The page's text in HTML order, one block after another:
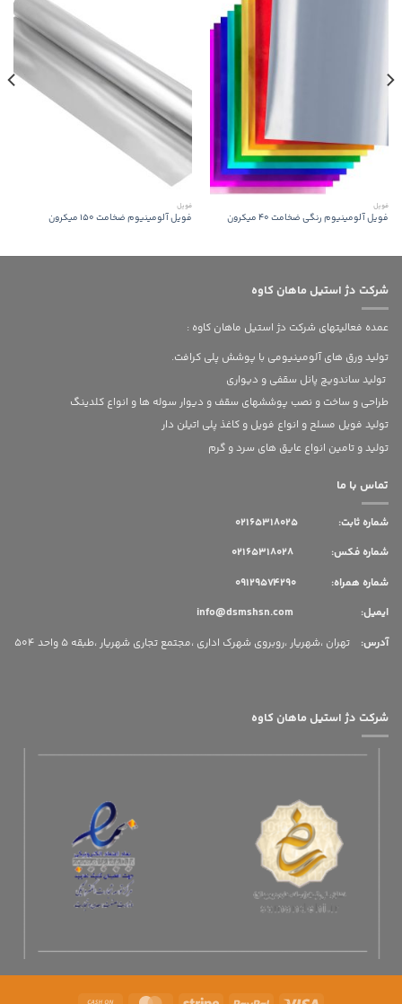
فویل
فویل آلومینیوم رنگی ضخامت 40 میکرون
فویل
فویل آلومینیوم ضخامت 150 میکرون
شرکت دژ استیل ماهان کاوه
عمده فعالیتهای شرکت دژ استیل ماهان کاوه :
تولید ورق های آلومینیومی با پوشش پلی کرافت.
تولید ساندویچ پانل سقفی و دیواری
طراحی و ساخت و نصب پوششهای سقف و دیوار سوله ها و انواع کلدینگ
تولید فویل مسلح و انواع فویل و کاغذ پلی اتیلن دار
تولید و تامین انواع عایق های سرد و گرم
تماس با ما
شماره ثابت:
شماره فکس: 02165318028
شماره همراه: 09129574290
ایمیل: info@dsmshsn.com
آدرس: تهران ،شهریار ،روبروی شهرک اداری ،مجتمع تجاری شهریار ،طبقه 5 واحد 504
شرکت دژ استیل ماهان کاوه